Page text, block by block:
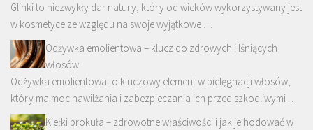
Glinki to niezwykły dar natury, który od wieków wykorzystywany jest
w kosmetyce ze względu na swoje wyjątkowe …
Odżywka emolientowa – klucz do zdrowych i lśniących
włosów
Odżywka emolientowa to kluczowy element w pielęgnacji włosów,
który ma moc nawilżania i zabezpieczania ich przed szkodliwymi …
Kiełki brokuła – zdrowotne właściwości i jak je hodować w